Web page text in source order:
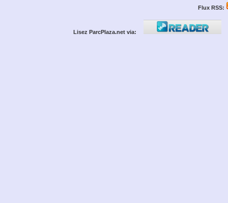
Flux RSS:
Lisez ParcPlaza.net via: